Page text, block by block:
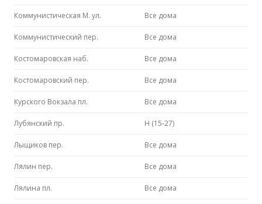
Коммунистическая М. ул. Все дома
Коммунистический пер. Все дома
Костомаровская наб. Все дома
Костомаровский пер. Все дома
Курского Вокзала пл. Все дома
Лубянский пр. Н (15-27)
Лыщиков пер. Все дома
Лялин пер. Все дома
Лялина пл. Все дома